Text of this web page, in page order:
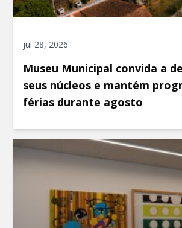
jul 28, 2026
Museu Municipal convida a
seus núcleos e mantém
férias durante agosto